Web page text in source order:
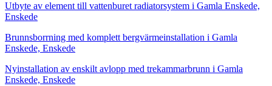
Utbyte av element till vattenburet radiatorsystem i Gamla Enskede,
Enskede
Brunnsborrning med komplett bergvärmeinstallation i Gamla
Enskede, Enskede
Nyinstallation av enskilt avlopp med trekammarbrunn i Gamla
Enskede, Enskede